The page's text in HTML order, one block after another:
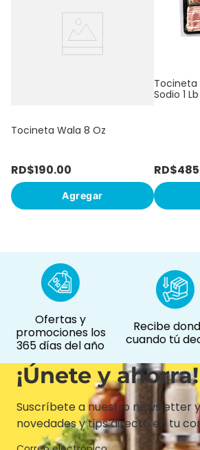
Tocineta Wala 8 Oz
RD$190.00
Agregar
Tocineta
Sodio 1 Lb
RD$485
Ofertas y
promociones los
365 días del año
Recibe
cuando tú
¡Únete y ahorra!
Suscríbete a nuestro newsletter
novedades y tips directo en tu